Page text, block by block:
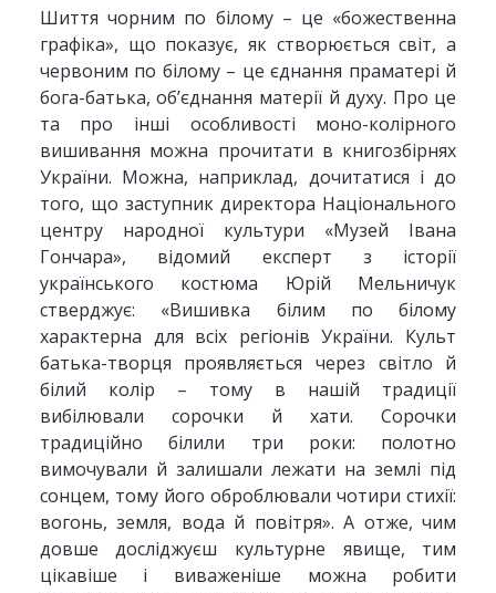
Шиття чорним по білому – це «божественна
графіка», що показує, як створюється світ, а
червоним по білому – це єднання праматері й
бога-батька, об’єднання матерії й духу. Про це
та про інші особливості моно-колірного
вишивання можна прочитати в книгозбірнях
України. Можна, наприклад, дочитатися і до
того, що заступник директора Національного
центру народної культури «Музей Івана
Гончара», відомий експерт з історії
українського костюма Юрій Мельничук
стверджує: «Вишивка білим по білому
характерна для всіх регіонів України. Культ
батька-творця проявляється через світло й
білий колір – тому в нашій традиції
вибілювали сорочки й хати. Сорочки
традиційно білили три роки: полотно
вимочували й залишали лежати на землі під
сонцем, тому його оброблювали чотири стихії:
вогонь, земля, вода й повітря». А отже, чим
довше досліджуєш культурне явище, тим
цікавіше і виваженіше можна робити